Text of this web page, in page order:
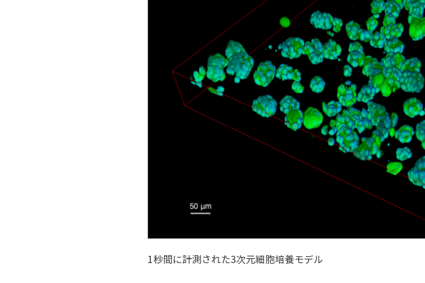
1秒間に計測された3次元細胞培養モデル